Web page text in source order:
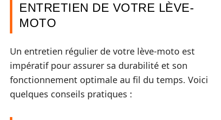
ENTRETIEN DE VOTRE LÈVE-
MOTO
Un entretien régulier de votre lève-moto est
impératif pour assurer sa durabilité et son
fonctionnement optimale au fil du temps. Voici
quelques conseils pratiques :